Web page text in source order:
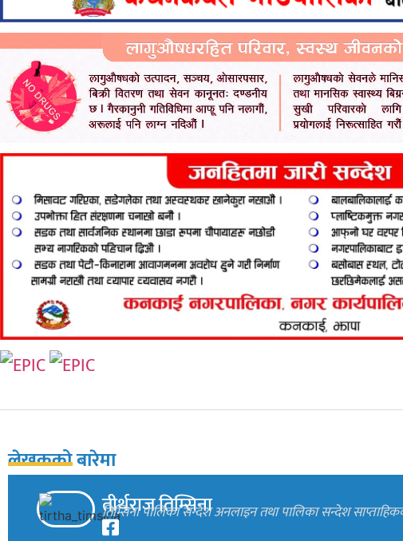
लेखकको बारेमा
तीर्थराज तिम्सिना
तिम्सिना पालिका सन्देश अनलाइन तथा पालिका सन्देश